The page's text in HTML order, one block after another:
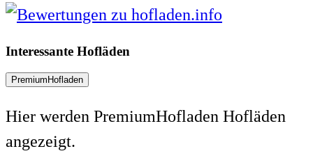
Interessante Hofläden
PremiumHofladen
Hier werden PremiumHofladen Hofläden
angezeigt.